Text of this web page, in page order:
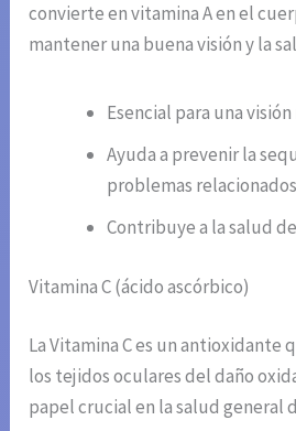
convierte en vitamina A en el
mantener una buena visión y la
Esencial para una
Ayuda a prevenir la
problemas
Contribuye a la salud
Vitamina C (ácido ascórbico)
La Vitamina C es un antioxidante
los tejidos oculares del daño
papel crucial en la salud general